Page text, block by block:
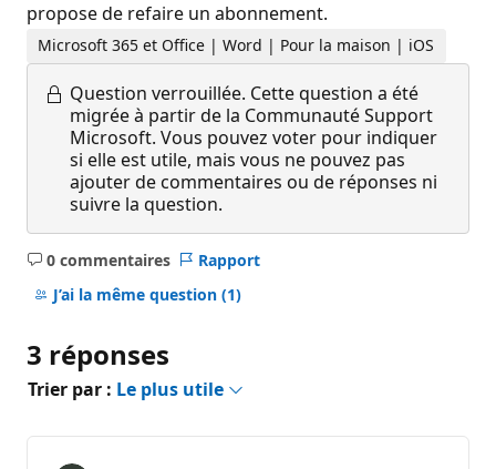
propose de refaire un abonnement.
Microsoft 365 et Office | Word | Pour la maison | iOS
Question verrouillée. Cette question a été
migrée à partir de la Communauté Support
Microsoft. Vous pouvez voter pour indiquer
si elle est utile, mais vous ne pouvez pas
ajouter de commentaires ou de réponses ni
suivre la question.
0 commentaires
Aucun
commentaire
Rapport
J’ai la même question (1)
3 réponses
Trier par : Le plus utile